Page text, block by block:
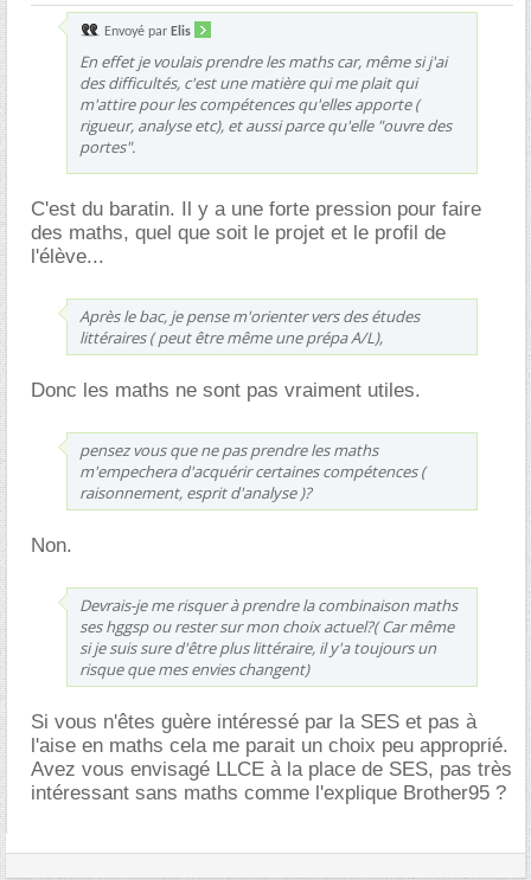
Envoyé par Elis
En effet je voulais prendre les maths car, même si j'ai
des difficultés, c'est une matière qui me plait qui
m'attire pour les compétences qu'elles apporte (
rigueur, analyse etc), et aussi parce qu'elle "ouvre des
portes".
C'est du baratin. Il y a une forte pression pour faire
des maths, quel que soit le projet et le profil de
l'élève...
Après le bac, je pense m'orienter vers des études
littéraires ( peut être même une prépa A/L),
Donc les maths ne sont pas vraiment utiles.
pensez vous que ne pas prendre les maths
m'empechera d'acquérir certaines compétences (
raisonnement, esprit d'analyse )?
Non.
Devrais-je me risquer à prendre la combinaison maths
ses hggsp ou rester sur mon choix actuel?( Car même
si je suis sure d'être plus littéraire, il y'a toujours un
risque que mes envies changent)
Si vous n'êtes guère intéressé par la SES et pas à
l'aise en maths cela me parait un choix peu approprié.
Avez vous envisagé LLCE à la place de SES, pas très
intéressant sans maths comme l'explique Brother95 ?